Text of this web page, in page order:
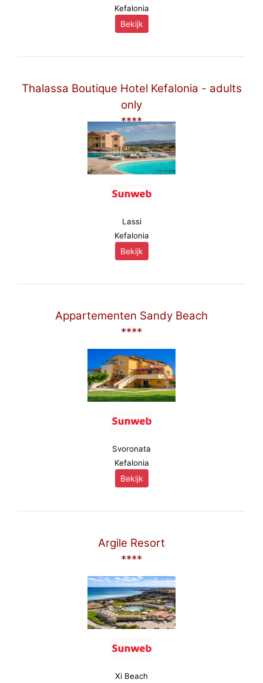
Kefalonia
Bekijk
Thalassa Boutique Hotel Kefalonia - adults
only
****
Lassi
Kefalonia
Bekijk
Appartementen Sandy Beach
****
Svoronata
Kefalonia
Bekijk
Argile Resort
****
Xi Beach